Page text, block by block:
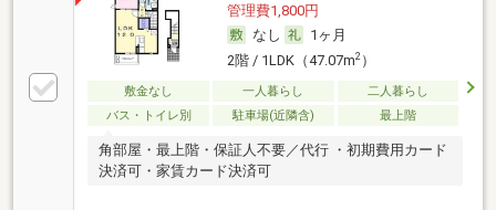
管理費1,800円
なし
1ヶ月
2階 / 1LDK（47.07m2）
敷金なし 一人暮らし
二人暮らし
バス・トイレ別
駐車場(近隣含) 最上階
角部屋・最上階・保証人不要／代行 ・初期費用カード
決済可・家賃カード決済可